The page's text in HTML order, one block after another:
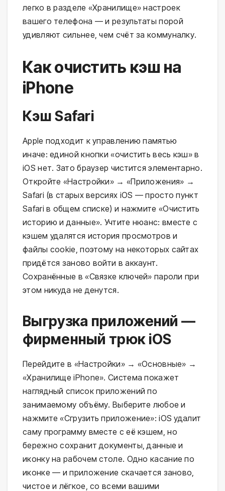
легко в разделе «Хранилище» настроек
вашего телефона — и результаты порой
удивляют сильнее, чем счёт за коммуналку.
Как очистить кэш на
iPhone
Кэш Safari
Apple подходит к управлению памятью
иначе: единой кнопки «очистить весь кэш» в
iOS нет. Зато браузер чистится элементарно.
Откройте «Настройки» → «Приложения» →
Safari (в старых версиях iOS — просто пункт
Safari в общем списке) и нажмите «Очистить
историю и данные». Учтите нюанс: вместе с
кэшем удалятся история просмотров и
файлы cookie, поэтому на некоторых сайтах
придётся заново войти в аккаунт.
Сохранённые в «Связке ключей» пароли при
этом никуда не денутся.
Выгрузка приложений —
фирменный трюк iOS
Перейдите в «Настройки» → «Основные» →
«Хранилище iPhone». Система покажет
наглядный список приложений по
занимаемому объёму. Выберите любое и
нажмите «Сгрузить приложение»: iOS удалит
саму программу вместе с её кэшем, но
бережно сохранит документы, данные и
иконку на рабочем столе. Одно касание по
иконке — и приложение скачается заново,
чистое и лёгкое, со всеми вашими